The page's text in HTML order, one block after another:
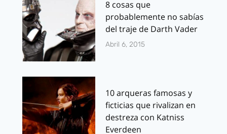
8 cosas que
probablemente no sabías
del traje de Darth Vader
Abril 6, 2015
10 arqueras famosas y
ficticias que rivalizan en
destreza con Katniss
Everdeen